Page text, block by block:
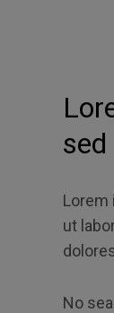
Lorem
ut
No